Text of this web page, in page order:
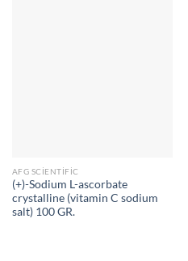
AFG SCIENTIFIC
(+)-Sodium L-ascorbate
crystalline (vitamin C sodium
salt) 100 GR.